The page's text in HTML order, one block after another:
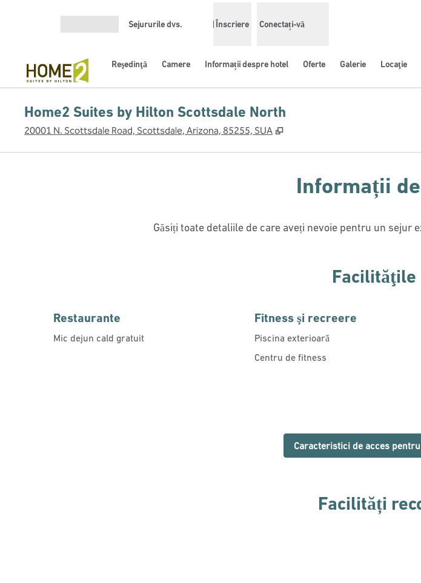
Sejururile dvs. Înscriere Conectați-vă
Reşedinţă Camere Informații despre hotel Oferte Galerie Locaţie
Home2 Suites by Hilton Scottsdale North
20001 N. Scottsdale Road, Scottsdale, Arizona, 85255, SUA ,
Informații
Găsiți toate detaliile de care aveți nevoie pentru un
Facilităţile
Restaurante
Mic dejun cald gratuit
Fitness şi recreere
Piscina exterioară
Centru de fitness
Caracteristici de acces
Facilități